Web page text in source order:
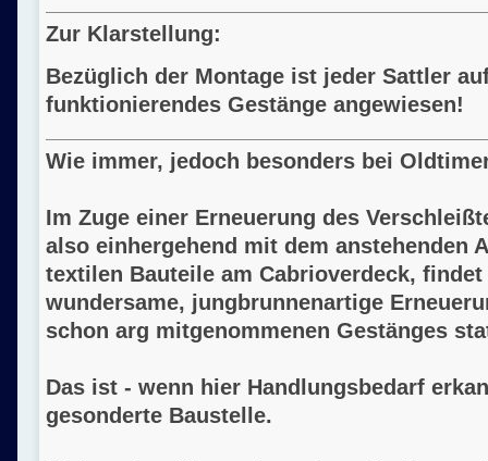
Zur Klarstellung:
Bezüglich der Montage ist jeder Sattler
funktionierendes Gestänge angewiesen!
Wie immer, jedoch besonders bei
Im Zuge einer Erneuerung des
also einhergehend mit dem anstehenden
textilen Bauteile am Cabrioverdeck,
wundersame, jungbrunnenartige
schon arg mitgenommenen Gestänges
Das ist - wenn hier Handlungsbedarf
gesonderte Baustelle.